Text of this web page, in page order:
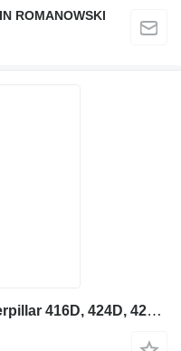
ROMANOWSKI
Caterpillar 2289572 klip za Caterpillar 416D, 424D, 428D, 432D, 438D, 442D 430D 422E, 422F, 428E, 428F, bagera-utovarivača